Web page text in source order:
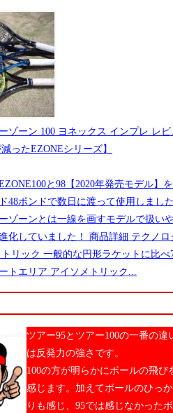
ーゾーン 100 ヨネックス インプレ レビ
ったEZONEシリーズ】
と98【2020年発売モデル】
48ポンドで数日に渡って使用しまし
ゾーンとは一線を画すモデルで扱い
化していました！ 商品詳細 テクノロ
リック 一般的な円形ラケットに比べ
トエリア アイソメトリック...
ツアー95とツアー100の一番の違
は反発力の強さです。
100の方が明らかにボールの飛び
感じます。加えてボールのひっ
りも感じ、95では感じなかった